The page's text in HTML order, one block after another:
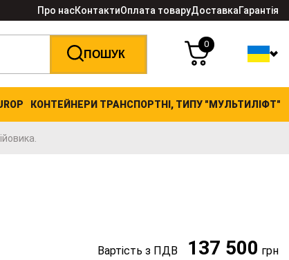
Про насКонтактиОплата товаруДоставкаГарантія
ПОШУК
0
КОНТЕЙНЕРИ ТРАНСПОРТНІ, ТИПУ "МУЛЬТИЛІФТ"
Вартість з ПДВ 137 500 грн